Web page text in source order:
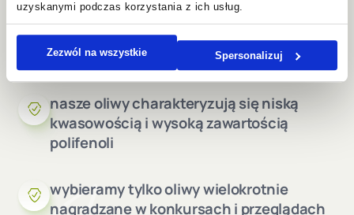
uzyskanymi podczas korzystania z ich usług.
Zezwól na wszystkie Spersonalizuj
każda oliwa maudokumentowane
miejsce pochodzenia, datę zbioru i
tłoczenia
nasze oliwy charakteryzują się niską
kwasowością i wysoką zawartością
polifenoli
wybieramy tylko oliwy wielokrotnie
nagradzane w konkursach i przeglądach